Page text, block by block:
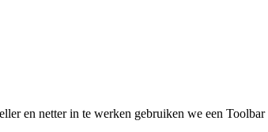
en netter in te werken gebruiken we een